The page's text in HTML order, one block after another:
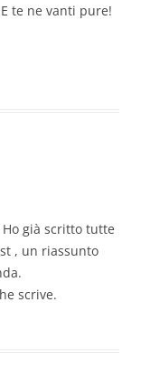
te ne vanti pure!
Ho già scritto tutte
, un riassunto
scrive.